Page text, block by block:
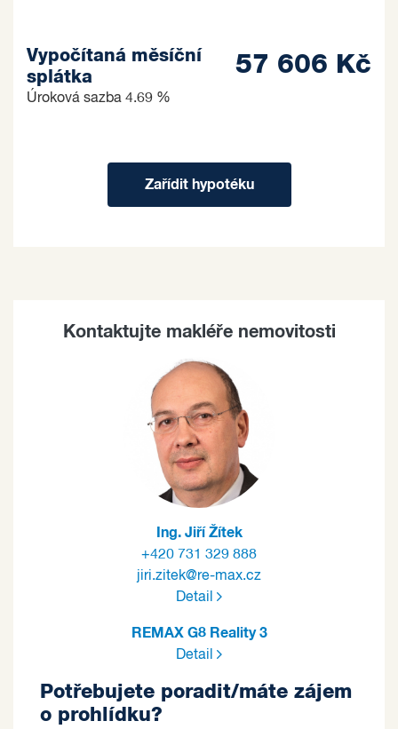
Vypočítaná měsíční
splátka
Úroková sazba 4.69 %
57 606 Kč
Zařídit hypotéku
Kontaktujte makléře nemovitosti
Ing. Jiří Žítek
+420 731 329 888
jiri.zitek@re-max.cz
Detail
REMAX G8 Reality 3
Detail
Potřebujete poradit/máte zájem
o prohlídku?